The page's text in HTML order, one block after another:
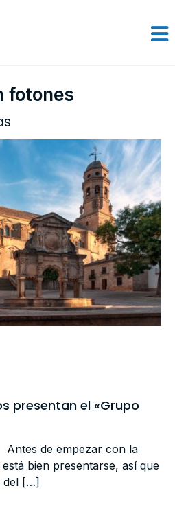
fotones
presentan el «Grupo
Antes de empezar con la
bien presentarse, así que
del […]